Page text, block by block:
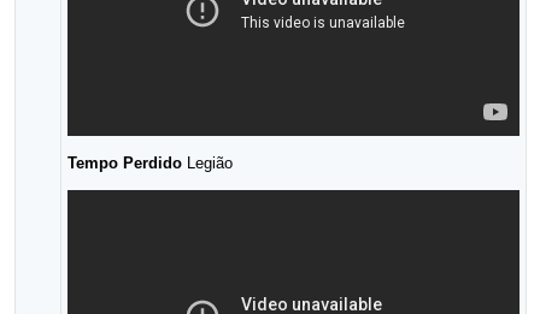
Tempo PerdidoLegião